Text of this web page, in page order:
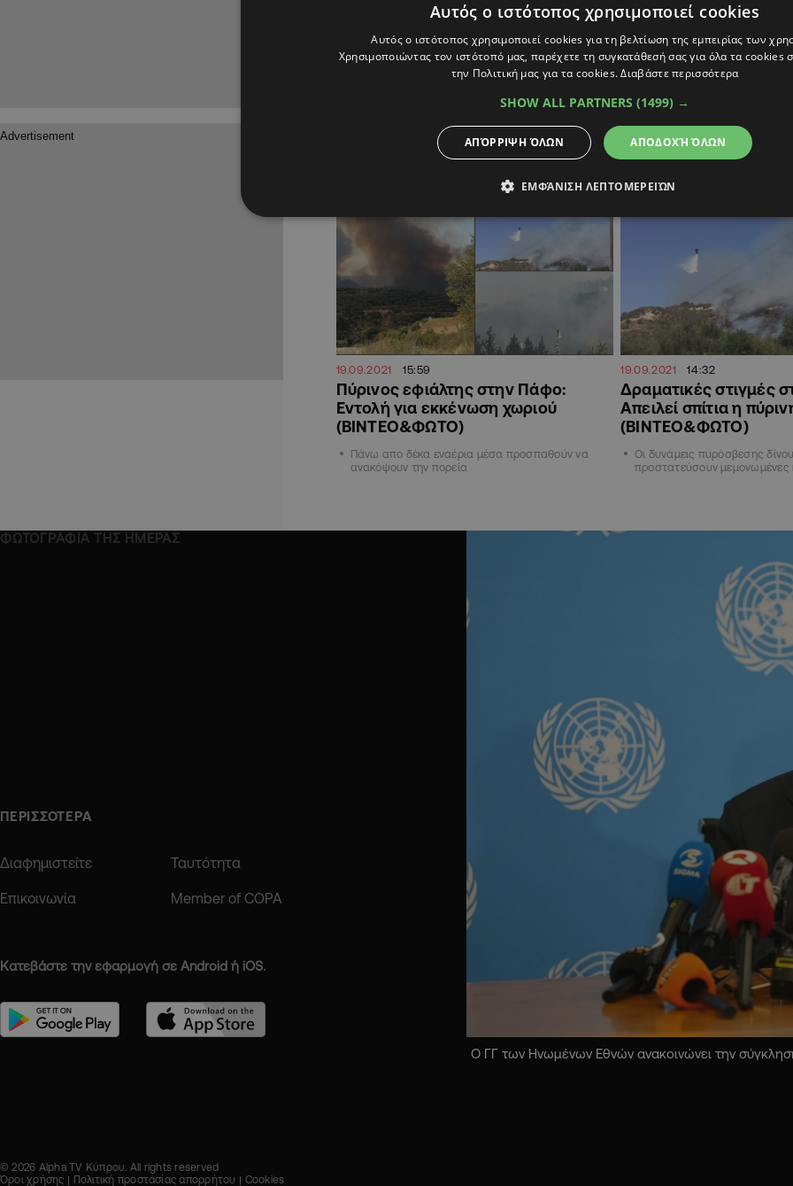
φωτιά στην Άλασσα, σε εφαρμογή
το σχέδιο ΙΚΑΡΟΣ 2
10.09.2022 13:10
Υπό πλήρη έλεγχο
πυρκαγιά στο
Απέδωσε καρπούς η μεγάλη
19.09.2021 15:59
Πύρινος εφιάλτης στην Πάφο:
Εντολή για εκκένωση χωριού
(ΒΙΝΤΕΟ&ΦΩΤΟ)
Πάνω απο δέκα εναέρια μέσα προσπαθούν να
ανακόψουν την πορεία
19.09.2021 14:32
Δραματικές στιγμές
Απειλεί σπίτια η
(ΒΙΝΤΕΟ&ΦΩΤΟ)
Οι δυνάμεις πυρόσβεσης
προστατεύσουν μεμονωμένες
ΦΩΤΟΓΡΑΦΙΑ ΤΗΣ ΗΜΕΡΑΣ
ΠΕΡΙΣΣΟΤΕΡΑ
Διαφημιστείτε Ταυτότητα
Επικοινωνία Member of COPA
Κατεβάστε την εφαρμογή σε Android ή iOS.
Ο ΓΓ των Ηνωμένων Εθνών ανακοινώνει την
© 2026 Alpha TV Κύπρου. All rights reserved
Όροι χρήσης
Πολιτική προστασίας απορρήτου Cookies
Αυτός ο ιστότοπος χρησιμοποιεί cookies
Αυτός ο ιστότοπος χρησιμοποιεί cookies για τη βελτίωση της εμπειρίας των
Χρησιμοποιώντας τον ιστότοπό μας, παρέχετε τη συγκατάθεσή σας για όλα τα cookies
την Πολιτική μας για τα cookies.Διαβάστε περισσότερα
SHOW ALL PARTNERS (1499) →
ΑΠΟΔΟΧΉ ΌΛΩΝ
ΑΠΌΡΡΙΨΗ ΌΛΩΝ
ΕΜΦΆΝΙΣΗ ΛΕΠΤΟΜΕΡΕΙΏΝ